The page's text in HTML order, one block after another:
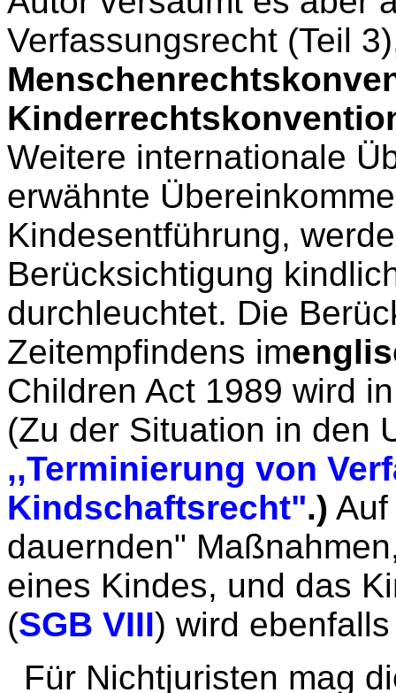
Verfassungsrecht (Teil
Weitere internationale
erwähnte
Kindesentführung,
Berücksichtigung
durchleuchtet. Die
Zeitempfindens im
Children Act 1989 wird
(Zu der Situation in den
,,Terminierung von
Kindschaftsrecht".)
dauernden"
eines Kindes, und das
(SGB VIII) wird
Für Nichtjuristen mag